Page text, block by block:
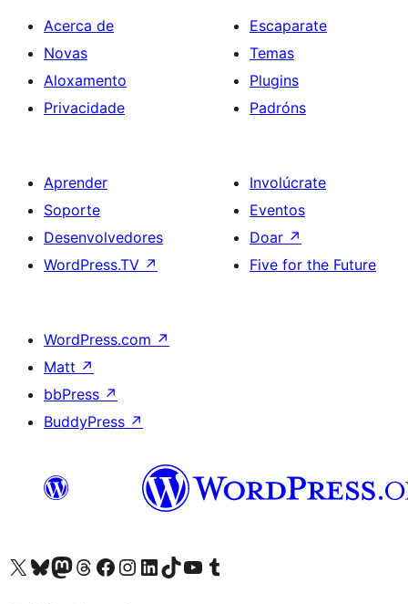
Acerca de
Novas
Aloxamento
Privacidade
Escaparate
Temas
Plugins
Padróns
Aprender
Soporte
Desenvolvedores
WordPress.TV ↗
Involúcrate
Eventos
Doar ↗
Five for the Future
WordPress.com ↗
Matt ↗
bbPress ↗
BuddyPress ↗
Visita la cuenta de X (anteriormente Twitter)
Visita a nosa conta de Bluesky
Visita a nosa conta de Mastodon
Visita a nosa conta de Threads
Visita a nosa páxina de Facebook
Visita a nosa conta de Instagram
Visita a nosa conta de LinkedIn
Visita a nosa conta de TikTok
Visita a nosa canle de YouTube
Visita a nosa conta de Tumblr